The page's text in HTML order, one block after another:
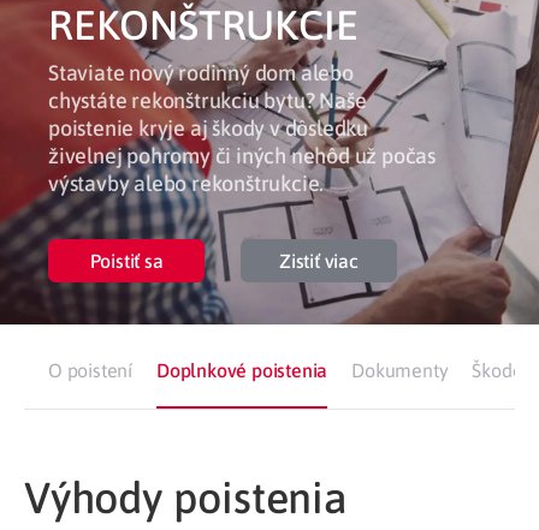
REKONŠTRUKCIE
Staviate nový rodinný dom alebo
chystáte rekonštrukciu bytu? Naše
poistenie kryje aj škody v dôsledku
živelnej pohromy či iných nehôd už počas
výstavby alebo rekonštrukcie.
Poistiť sa Zistiť viac
O poistení Doplnkové poistenia Dokumenty
Výhody poistenia